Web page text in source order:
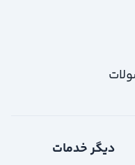
دیگر خدمات